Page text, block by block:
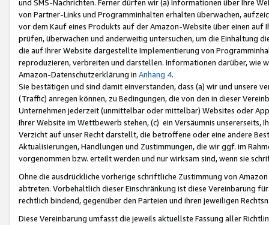
und SMS-Nachrichten. Ferner dürfen wir (a) Informationen über Ihre
von Partner-Links und Programminhalten erhalten überwachen,
vor dem Kauf eines Produkts auf der Amazon-Website über einen
prüfen, überwachen und anderweitig untersuchen, um die Einhaltung
die auf Ihrer Website dargestellte Implementierung von
reproduzieren, verbreiten und darstellen. Informationen darüber, wie
Amazon-Datenschutzerklärung in Anhang 4.
Sie bestätigen und sind damit einverstanden, dass (a) wir und
(Traffic) anregen können, zu Bedingungen, die von den in dieser
Unternehmen jederzeit (unmittelbar oder mittelbar) Websites oder
Ihrer Website im Wettbewerb stehen, (c) ein Versäumnis unsererseits,
Verzicht auf unser Recht darstellt, die betroffene oder eine andere
Aktualisierungen, Handlungen und Zustimmungen, die wir ggf. im
vorgenommen bzw. erteilt werden und nur wirksam sind, wenn sie
Ohne die ausdrückliche vorherige schriftliche Zustimmung von
abtreten. Vorbehaltlich dieser Einschränkung ist diese Vereinbarung
rechtlich bindend, gegenüber den Parteien und ihren jeweiligen
Diese Vereinbarung umfasst die jeweils aktuellste Fassung aller